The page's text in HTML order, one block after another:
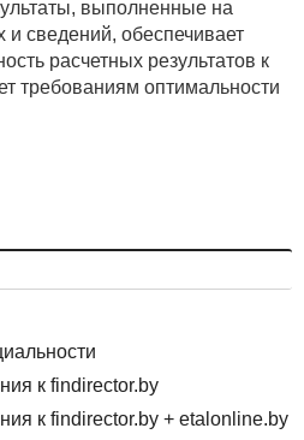
выполненные на
сведений, обеспечивает
расчетных результатов к
требованиям оптимальности
к findirector.by
к findirector.by + etalonline.by